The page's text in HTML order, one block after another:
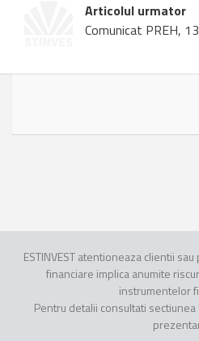
Articolul urmator
Comunicat PREH,
ESTINVEST atentioneaza clientii
financiare implica anumite
instrumentelor
Pentru detalii consultati